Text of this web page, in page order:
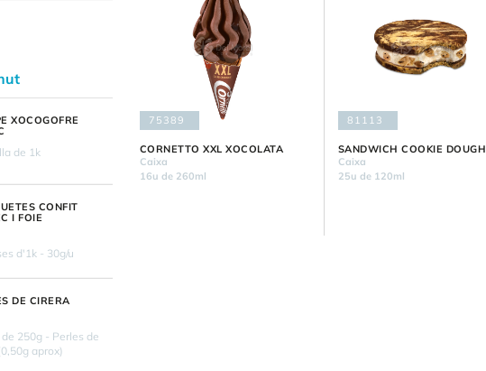
XOCOGOFRE
de 1k
CONFIT
I FOIE
d'1k - 30g/u
DE CIRERA
de 250g - Perles de
aprox)
75389
CORNETTO XXL XOCOLATA
Caixa
16u de 260ml
81113
SANDWICH COOKIE DOUGH
Caixa
25u de 120ml